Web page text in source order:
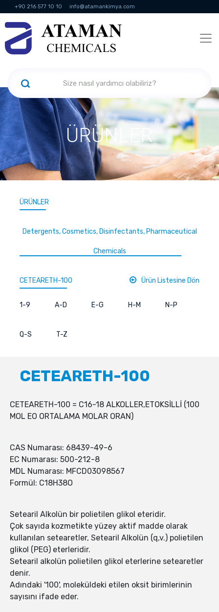
+90 216 577 10 10 info@atamankimya.com
KVKK Politikası Bilgi Toplumu Hizmetleri
ÜRÜNLER
ÜRÜNLER
Detergents, Cosmetics, Disinfectants, Pharmaceutical
Chemicals
CETEARETH-100 Ürün Listesine Dön
1-9 A-D E-G H-M N-P
Q-S T-Z
CETEARETH-100
CETEARETH-100 = C16-18 ALKOLLER,ETOKSİLLİ (100
MOL EO ORTALAMA MOLAR ORAN)
CAS Numarası: 68439-49-6
EC Numarası: 500-212-8
MDL Numarası: MFCD03098567
Formül: C18H38O
Setearil Alkolün bir polietilen glikol eteridir.
Çok sayıda kozmetikte yüzey aktif madde olarak
kullanılan setearetler, Setearil Alkolün (q,v.) polietilen
glikol (PEG) eterleridir.
Setearil alkolün polietilen glikol eterlerine setearetler
denir.
Adındaki '100', moleküldeki etilen oksit birimlerinin
sayısını ifade eder.